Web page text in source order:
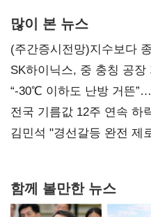
많이 본 뉴스
(주간증시전망)지수보다
SK하이닉스, 중 충칭 공
없어”
“-30℃ 이하도 난방 거뜬
협력
전국 기름값 12주 연속 하
김민석 "경선갈등 완전
함께 볼만한 뉴스